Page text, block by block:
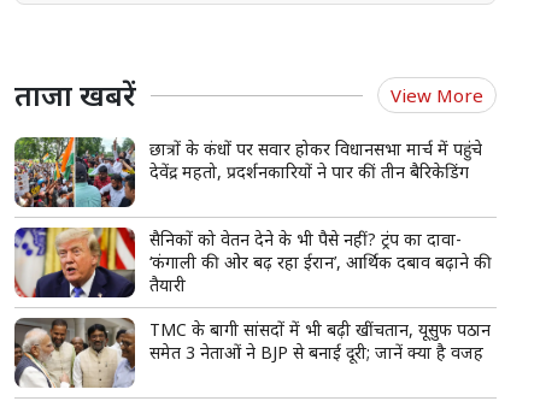
ताजा खबरें View More
छात्रों के कंधों पर सवार होकर विधानसभा मार्च में पहुंचे
देवेंद्र महतो, प्रदर्शनकारियों ने पार कीं तीन बैरिकेडिंग
सैनिकों को वेतन देने के भी पैसे नहीं? ट्रंप का दावा-
‘कंगाली की ओर बढ़ रहा ईरान’, आर्थिक दबाव बढ़ाने की
तैयारी
TMC के बागी सांसदों में भी बढ़ी खींचतान, यूसुफ पठान
समेत 3 नेताओं ने BJP से बनाई दूरी; जानें क्या है वजह